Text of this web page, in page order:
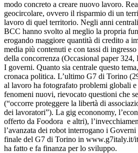
modo concreto a creare nuovo lavoro.
geocircolare, ovvero il risparmio di un
lavoro di quel territorio. Negli anni
BCC hanno svolto al meglio la propria
erogando maggiore quantità di credito a
media più contenuti e con tassi di
della concorrenza (Occasional paper 324,
I governi. Quanto sia centrale questo
cronaca politica. L’ultimo G7 di Torino
al lavoro ha fotografato problemi globali
fenomeni nuovi, rievocato questioni che
(“occorre proteggere la libertà di
dei lavoratori”). La gig econonomy,
offerto da Foodora e altri),
l’avanzata dei robot interrogano i
finale del G7 di Torino in www.g7italy.it/
ha fatto e fa finanza per lo sviluppo.